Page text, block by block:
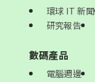
環球 IT 新聞
研究報告
數碼產品
電腦週邊